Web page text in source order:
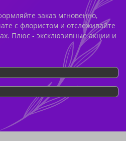
заказ мгновенно,
с флористом и отслеживайте
Плюс - эксклюзивные акции и